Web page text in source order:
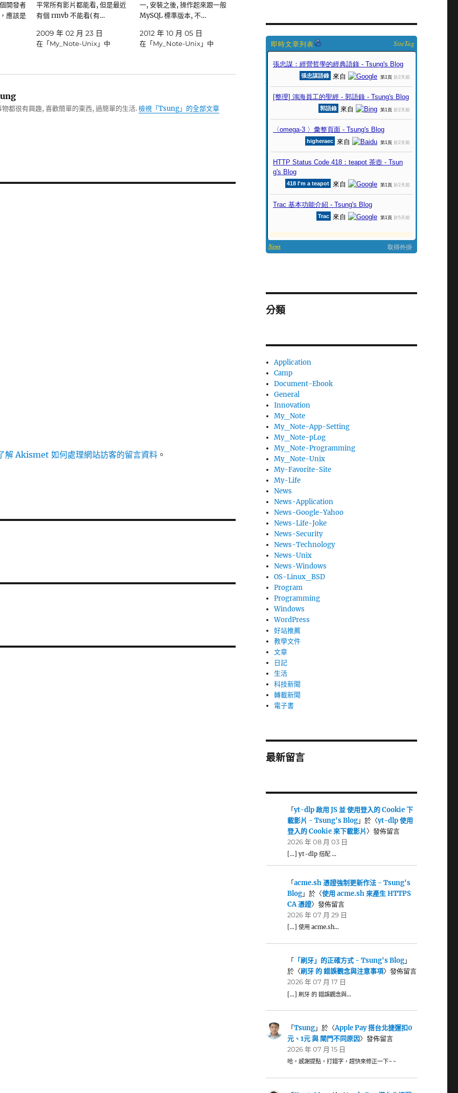
開發者
應該是
平常所有影片都能看, 但是最近
有個 rmvb 不能看(有…
2009 年 02 月 23 日
在「My_Note-Unix」中
一, 安裝之後, 操作起來跟一般
MySQL 標準版本, 不…
2012 年 10 月 05 日
在「My_Note-Unix」中
都很有興趣, 喜歡簡單的東西, 過簡單的生活.檢視「Tsung」的全部文章
解 Akismet 如何處理網站訪客的留言資料 。
SiteTag
分類
Application
Camp
Document-Ebook
General
Innovation
My_Note
My_Note-App-Setting
My_Note-pLog
My_Note-Programming
My_Note-Unix
My-Favorite-Site
My-Life
News
News-Application
News-Google-Yahoo
News-Life-Joke
News-Security
News-Technology
News-Unix
News-Windows
OS-Linux_BSD
Program
Programming
Windows
WordPress
好站推薦
教學文件
文章
日記
生活
科技新聞
轉載新聞
電子書
最新留言
「yt-dlp 啟用 JS 並 使用登入的 Cookie 下
載影片 - Tsung's Blog」於〈yt-dlp 使用
登入的 Cookie 來下載影片〉發佈留言
2026 年 08 月 03 日
[…] yt-dlp 搭配 …
「acme.sh 憑證強制更新作法 - Tsung's
Blog」於〈使用 acme.sh 來產生 HTTPS
CA 憑證〉發佈留言
2026 年 07 月 29 日
[…] 使用 acme.sh…
「 「刷牙」的正確方式 - Tsung's Blog」
於〈刷牙 的 錯誤觀念與注意事項〉發佈留言
2026 年 07 月 17 日
[…] 刷牙 的 錯誤觀念與…
「Tsung」於〈Apple Pay 搭台北捷運扣0
元、1元 與 閘門不同原因〉發佈留言
2026 年 07 月 15 日
哈，感謝提點，打錯字，趕快來修正一下~~